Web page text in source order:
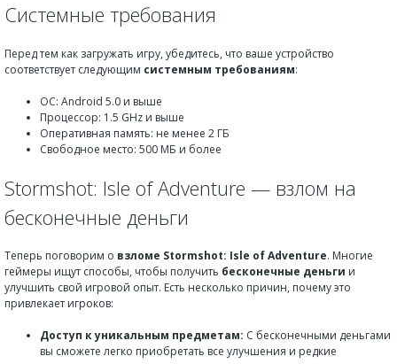
Системные требования
Перед тем как загружать игру, убедитесь, что ваше устройство
соответствует следующим системным требованиям:
ОС: Android 5.0 и выше
Процессор: 1.5 GHz и выше
Оперативная память: не менее 2 ГБ
Свободное место: 500 МБ и более
Stormshot: Isle of Adventure — взлом на
бесконечные деньги
Теперь поговорим о взломе Stormshot: Isle of Adventure. Многие
геймеры ищут способы, чтобы получить бесконечные деньги и
улучшить свой игровой опыт. Есть несколько причин, почему это
привлекает игроков:
Доступ к уникальным предметам: С бесконечными деньгами
вы сможете легко приобретать все улучшения и редкие